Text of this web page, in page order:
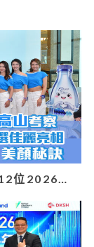
位2026…